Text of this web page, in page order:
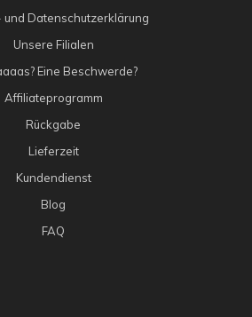
und Datenschutzerklärung
Unsere Filialen
Eine Beschwerde?
Affiliateprogramm
Rückgabe
Lieferzeit
Kundendienst
Blog
FAQ